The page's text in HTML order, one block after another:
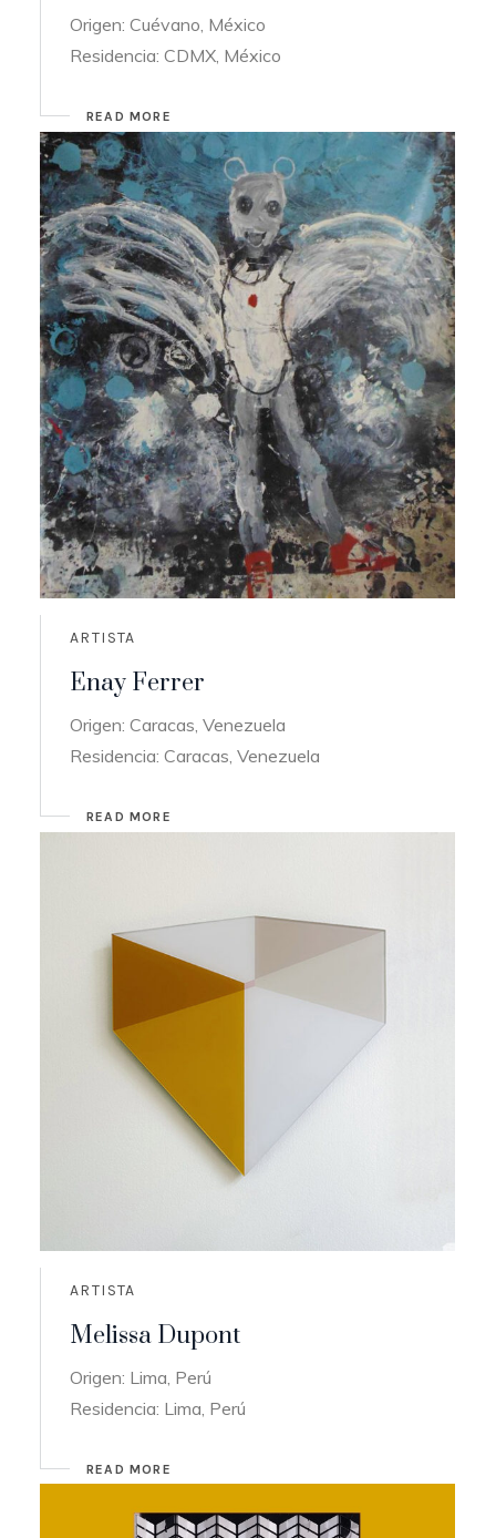
Origen: Cuévano, México
Residencia: CDMX, México
READ MORE
ARTISTA
Enay Ferrer
Origen: Caracas, Venezuela
Residencia: Caracas, Venezuela
READ MORE
ARTISTA
Melissa Dupont
Origen: Lima, Perú
Residencia: Lima, Perú
READ MORE